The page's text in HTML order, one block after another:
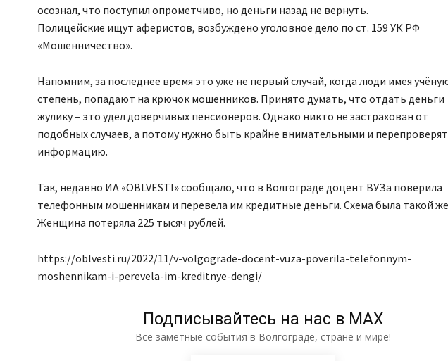
осознал, что поступил опрометчиво, но деньги назад не вернуть.
Полицейские ищут аферистов, возбуждено уголовное дело по ст. 159 УК РФ
«Мошенничество».
Напомним, за последнее время это уже не первый случай, когда люди имея
степень, попадают на крючок мошенников. Принято думать, что отдать деньги
жулику – это удел доверчивых пенсионеров. Однако никто не застрахован от
подобных случаев, а потому нужно быть крайне внимательными и
информацию.
Так, недавно ИА «OBLVESTI» сообщало, что в Волгограде доцент ВУЗа поверила
телефонным мошенникам и перевела им кредитные деньги. Схема была такой
Женщина потеряла 225 тысяч рублей.
https://oblvesti.ru/2022/11/v-volgograde-docent-vuza-poverila-telefonnym-
moshennikam-i-perevela-im-kreditnye-dengi/
Подписывайтесь на нас в МАХ
Все заметные события в Волгограде, стране и мире!